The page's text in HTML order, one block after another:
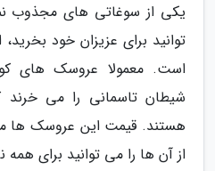
یکی از سوغاتی های مجذوب
توانید برای عزیزان خود
است. معمولا عروسک های
شیطان تاسمانی را می خرند
هستند. قیمت این عروسک ها
از آن ها را می توانید برای